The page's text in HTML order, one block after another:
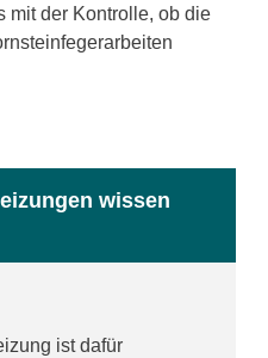
mit der Kontrolle, ob die
wissen
ist dafür